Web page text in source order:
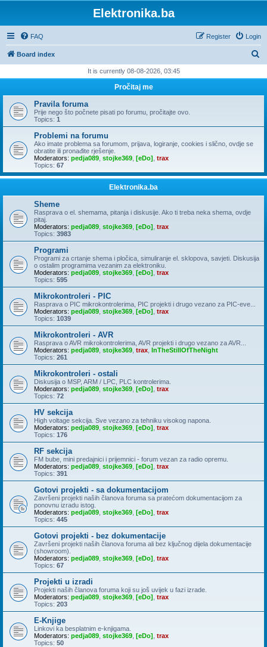
Elektronika.ba
FAQ Login
Register
Board index
r
h
It is currently 08-08-2026, 03:45
Pročitaj me
Pravila foruma
Prije nego što počnete pisati po forumu, pročitajte ovo.
Topics: 1
Problemi na forumu
Ako imate problema sa forumom, prijava, logiranje, cookies i slično, ovdje se
obratite ili pronađite rješenje.
Moderators: pedja089 stojke369 [eDo] trax
Topics: 67
Elektronika.ba
Sheme
Rasprava o el. shemama, pitanja i diskusije. Ako ti treba neka shema, ovdje
pitaj.
Moderators: pedja089 stojke369 [eDo] trax
Topics: 3983
Programi
Programi za crtanje shema i pločica, simuliranje el. sklopova, savjeti. Diskusija
o ostalim programima vezanim za elektroniku.
Moderators: pedja089 stojke369 [eDo] trax
Topics: 595
Mikrokontroleri - PIC
Rasprava o PIC mikrokontrolerima, PIC projekti i drugo vezano za PIC-eve...
Moderators: pedja089 stojke369 [eDo] trax
Topics: 1039
Mikrokontroleri - AVR
Rasprava o AVR mikrokontrolerima, AVR projekti i drugo vezano za AVR...
Moderators: pedja089 stojke369 trax InTheStillOfTheNight
Topics: 261
Mikrokontroleri - ostali
Diskusija o MSP, ARM / LPC, PLC kontrolerima.
Moderators: pedja089 stojke369 [eDo] trax
Topics: 72
HV sekcija
High voltage sekcija. Sve vezano za tehniku visokog napona.
Moderators: pedja089 stojke369 [eDo] trax
Topics: 176
RF sekcija
FM bube, mini predajnici i prijemnici - forum vezan za radio opremu.
Moderators: pedja089 stojke369 [eDo] trax
Topics: 391
Gotovi projekti - sa dokumentacijom
Završeni projekti naših članova foruma sa pratećom dokumentacijom za
ponovnu izradu istog.
Moderators: pedja089 stojke369 [eDo] trax
Topics: 445
Gotovi projekti - bez dokumentacije
Završeni projekti naših članova foruma ali bez ključnog dijela dokumentacije
(showroom).
Moderators: pedja089 stojke369 [eDo] trax
Topics: 67
Projekti u izradi
Projekti naših članova foruma koji su još uvijek u fazi izrade.
Moderators: pedja089 stojke369 [eDo] trax
Topics: 203
E-Knjige
Linkovi ka besplatnim e-knjigama.
Moderators: pedja089 stojke369 [eDo] trax
Topics: 50